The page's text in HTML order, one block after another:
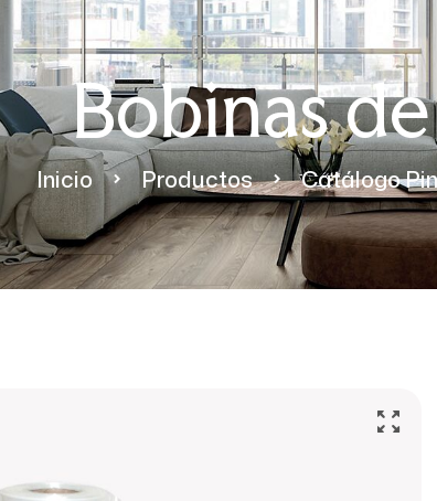
Bobinas
Inicio Productos Catálogo